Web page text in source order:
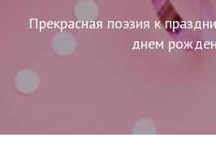
Прекрасная поэзия к
днем